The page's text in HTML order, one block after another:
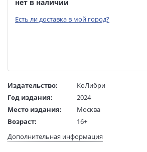
нет в наличии
Есть ли доставка в мой город?
Издательство:
КоЛибри
Год издания:
2024
Место издания:
Москва
Возраст:
16+
Язык текста:
русский
Дополнительная информация